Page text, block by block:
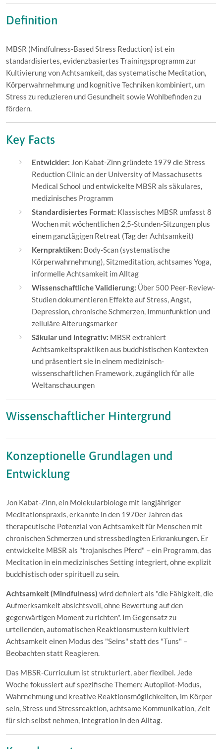
Definition
MBSR (Mindfulness-Based Stress Reduction) ist ein
standardisiertes, evidenzbasiertes Trainingsprogramm zur
Kultivierung von Achtsamkeit, das systematische Meditation,
Körperwahrnehmung und kognitive Techniken kombiniert, um
Stress zu reduzieren und Gesundheit sowie Wohlbefinden zu
fördern.
Key Facts
Entwickler: Jon Kabat-Zinn gründete 1979 die Stress
Reduction Clinic an der University of Massachusetts
Medical School und entwickelte MBSR als säkulares,
medizinisches Programm
Standardisiertes Format: Klassisches MBSR umfasst 8
Wochen mit wöchentlichen 2,5-Stunden-Sitzungen plus
einem ganztägigen Retreat (Tag der Achtsamkeit)
Kernpraktiken: Body-Scan (systematische
Körperwahrnehmung), Sitzmeditation, achtsames Yoga,
informelle Achtsamkeit im Alltag
Wissenschaftliche Validierung: Über 500 Peer-Review-
Studien dokumentieren Effekte auf Stress, Angst,
Depression, chronische Schmerzen, Immunfunktion und
zelluläre Alterungsmarker
Säkular und integrativ: MBSR extrahiert
Achtsamkeitspraktiken aus buddhistischen Kontexten
und präsentiert sie in einem medizinisch-
wissenschaftlichen Framework, zugänglich für alle
Weltanschauungen
Wissenschaftlicher Hintergrund
Konzeptionelle Grundlagen und
Entwicklung
Jon Kabat-Zinn, ein Molekularbiologe mit langjähriger
Meditationspraxis, erkannte in den 1970er Jahren das
therapeutische Potenzial von Achtsamkeit für Menschen mit
chronischen Schmerzen und stressbedingten Erkrankungen. Er
entwickelte MBSR als "trojanisches Pferd" – ein Programm, das
Meditation in ein medizinisches Setting integriert, ohne explizit
buddhistisch oder spirituell zu sein.
Achtsamkeit (Mindfulness) wird definiert als "die Fähigkeit, die
Aufmerksamkeit absichtsvoll, ohne Bewertung auf den
gegenwärtigen Moment zu richten". Im Gegensatz zu
urteilenden, automatischen Reaktionsmustern kultiviert
Achtsamkeit einen Modus des "Seins" statt des "Tuns" –
Beobachten statt Reagieren.
Das MBSR-Curriculum ist strukturiert, aber flexibel. Jede
Woche fokussiert auf spezifische Themen: Autopilot-Modus,
Wahrnehmung und kreative Reaktionsmöglichkeiten, im Körper
sein, Stress und Stressreaktion, achtsame Kommunikation, Zeit
für sich selbst nehmen, Integration in den Alltag.